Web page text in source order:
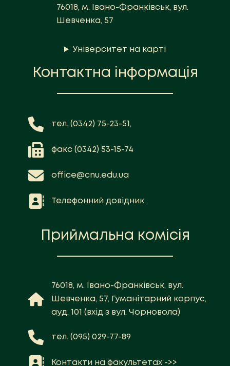
76018, м. Івано-Франківськ, вул.
Шевченка, 57
Університет на карті
Контактна інформація
тел. (0342) 75-23-51,
факс (0342) 53-15-74
office@cnu.edu.ua
Телефонний довідник
Приймальна комісія
76018, м. Івано-Франківськ, вул.
Шевченка, 57, Гуманітарний корпус,
ауд. 101 (вхід з вул. Чорновола)
тел. (095) 029-77-89
Контакти на факультетах ->>